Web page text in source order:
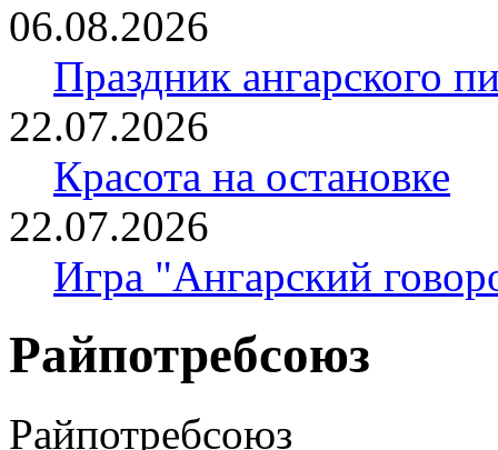
06.08.2026
Праздник ангарского
22.07.2026
Красота на остановке
22.07.2026
Игра "Ангарский
Райпотребсоюз
Райпотребсоюз